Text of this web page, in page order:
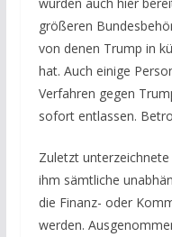
größeren
von denen Trump in
hat. Auch einige
Verfahren gegen
sofort entlassen.
Zuletzt
ihm sämtliche
die Finanz- oder
werden.